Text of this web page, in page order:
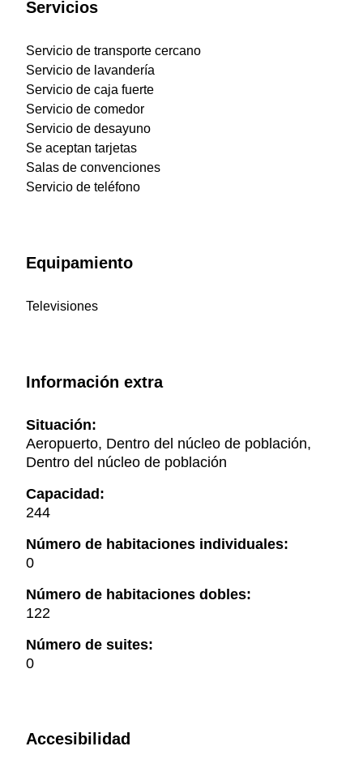
Servicios
Servicio de transporte cercano
Servicio de lavandería
Servicio de caja fuerte
Servicio de comedor
Servicio de desayuno
Se aceptan tarjetas
Salas de convenciones
Servicio de teléfono
Equipamiento
Televisiones
Información extra
Situación:
Aeropuerto, Dentro del núcleo de población,
Dentro del núcleo de población
Capacidad:
244
Número de habitaciones individuales:
0
Número de habitaciones dobles:
122
Número de suites:
0
Accesibilidad